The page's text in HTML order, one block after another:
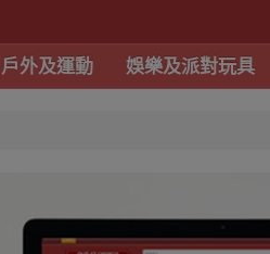
戶外及運動 娛樂及派對玩具